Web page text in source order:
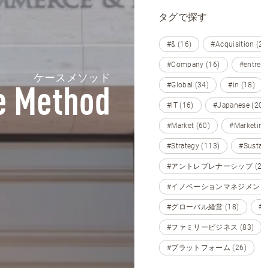
ケースメソッド
Method
タグで探す
#& (16) #Acquisition
#Company (16)
#Global (34) #in (18)
#IT (16) #Japanese
#Market (60)
#Strategy (113)
#アントレプレナーシップ
#イノベーションマネジメ
#グローバル経営 (18)
#ファミリービジネス (83)
#プラットフォーム (26)